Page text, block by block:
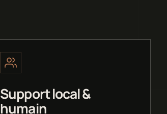
Support local &
humain